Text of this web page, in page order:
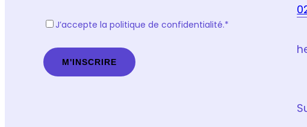
R
P
D
J’accepte la politique de confidentialité.*